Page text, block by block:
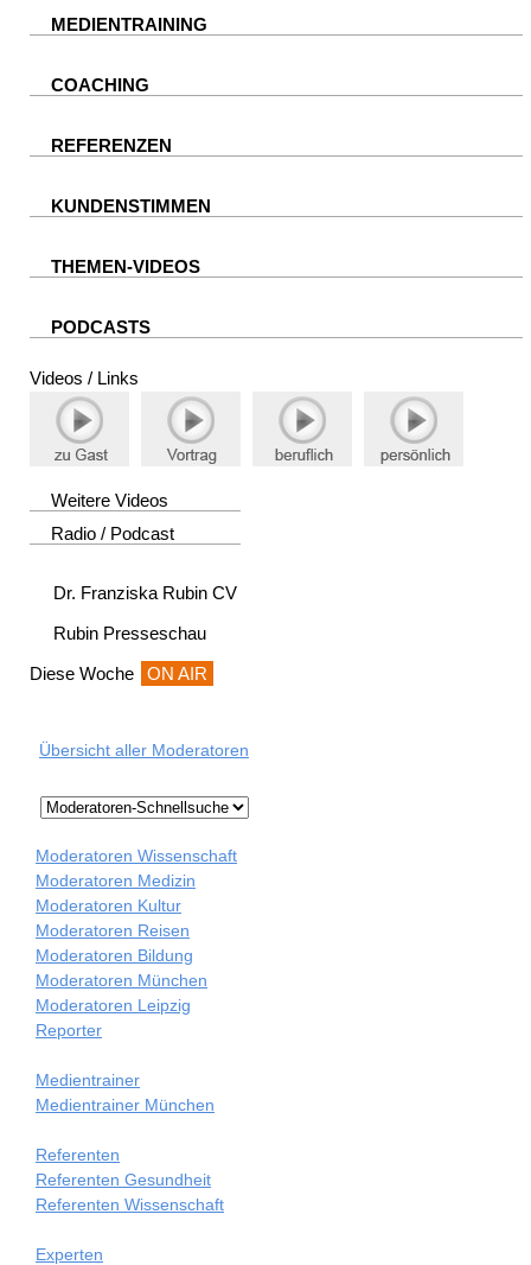
MEDIENTRAINING
COACHING
REFERENZEN
KUNDENSTIMMEN
THEMEN-VIDEOS
PODCASTS
Videos / Links
Weitere Videos
Radio / Podcast
Dr. Franziska Rubin CV
Rubin Presseschau
Diese Woche
ON AIR
Übersicht aller Moderatoren
Moderatoren Wissenschaft
Moderatoren Medizin
Moderatoren Kultur
Moderatoren Reisen
Moderatoren Bildung
Moderatoren München
Moderatoren Leipzig
Reporter
Medientrainer
Medientrainer München
Referenten
Referenten Gesundheit
Referenten Wissenschaft
Experten